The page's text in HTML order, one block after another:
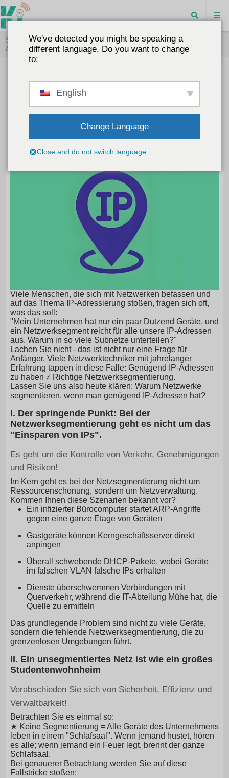
Startseite"Warum Netzwerke segmentieren, auch wenn IP-
Adressen ausreichen?
Warum Netzwerke segmentieren,
auch wenn IP-Adressen
ausreichen?
8617 0
Viele Menschen, die sich mit Netzwerken befassen und
auf das Thema IP-Adressierung stoßen, fragen sich oft,
was das soll:
"Mein Unternehmen hat nur ein paar Dutzend Geräte, und
ein Netzwerksegment reicht für alle unsere IP-Adressen
aus. Warum in so viele Subnetze unterteilen?"
Lachen Sie nicht - das ist nicht nur eine Frage für
Anfänger. Viele Netzwerktechniker mit jahrelanger
Erfahrung tappen in diese Falle: Genügend IP-Adressen
zu haben ≠ Richtige Netzwerksegmentierung.
Lassen Sie uns also heute klären: Warum Netzwerke
segmentieren, wenn man genügend IP-Adressen hat?
I. Der springende Punkt: Bei der
Netzwerksegmentierung geht es nicht um das
"Einsparen von IPs".
Es geht um die Kontrolle von Verkehr, Genehmigungen
und Risiken!
Im Kern geht es bei der Netzsegmentierung nicht um
Ressourcenschonung, sondern um Netzverwaltung.
Kommen Ihnen diese Szenarien bekannt vor?
Ein infizierter Bürocomputer startet ARP-Angriffe
gegen eine ganze Etage von Geräten
Gastgeräte können Kerngeschäftsserver direkt
anpingen
Überall schwebende DHCP-Pakete, wobei Geräte
im falschen VLAN falsche IPs erhalten
Dienste überschwemmen Verbindungen mit
Querverkehr, während die IT-Abteilung Mühe hat, die
Quelle zu ermitteln
Das grundlegende Problem sind nicht zu viele Geräte,
sondern die fehlende Netzwerksegmentierung, die zu
grenzenlosen Umgebungen führt.
II. Ein unsegmentiertes Netz ist wie ein großes
Studentenwohnheim
Verabschieden Sie sich von Sicherheit, Effizienz und
Verwaltbarkeit!
Betrachten Sie es einmal so:
★ Keine Segmentierung = Alle Geräte des Unternehmens
leben in einem "Schlafsaal". Wenn jemand hustet, hören
es alle; wenn jemand ein Feuer legt, brennt der ganze
Schlafsaal.
Bei genauerer Betrachtung werden Sie auf diese
Fallstricke stoßen:
We've detected you might be speaking a
different language. Do you want to change
to:
English
Change Language
Close and do not switch language